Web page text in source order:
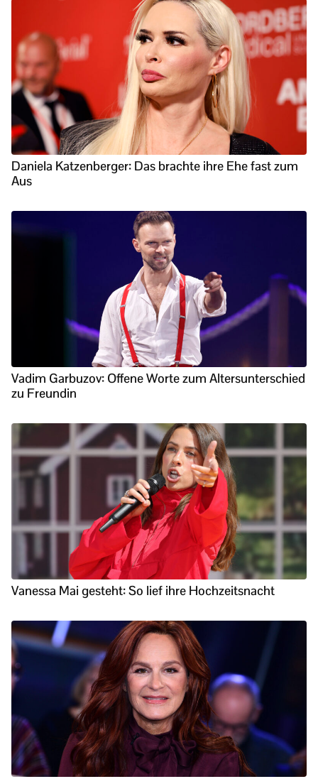
Daniela Katzenberger: Das brachte ihre Ehe fast zum
Aus
Vadim Garbuzov: Offene Worte zum Altersunterschied
zu Freundin
Vanessa Mai gesteht: So lief ihre Hochzeitsnacht